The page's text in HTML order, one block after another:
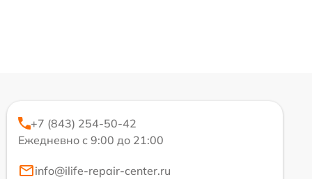
+7 (843) 254-50-42
Ежедневно с 9:00 до 21:00
info@ilife-repair-center.ru